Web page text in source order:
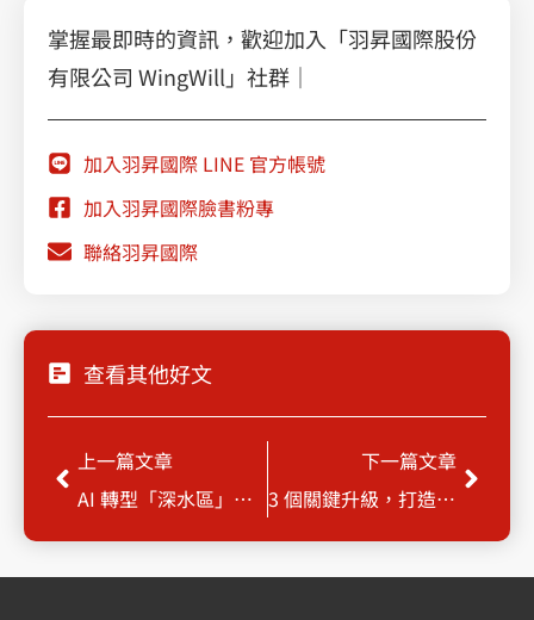
掌握最即時的資訊，歡迎加入「羽昇國際股份
有限公司 WingWill」社群｜
加入羽昇國際 LINE 官方帳號
加入羽昇國際臉書粉專
聯絡羽昇國際
查看其他好文
Prev
上一篇文章
AI 轉型「深水區」如何突圍？
下一篇文章
3 個關鍵升級，打造從官網門面到營運自動化的獲利公式…
Next